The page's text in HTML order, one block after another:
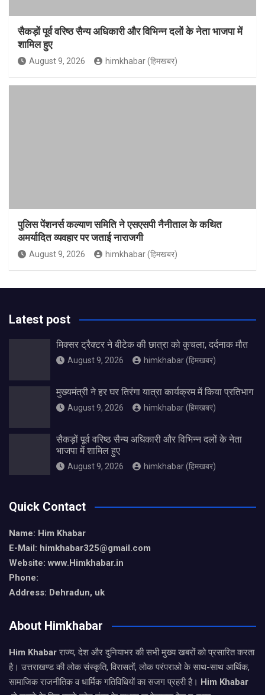
सैकड़ों पूर्व वरिष्ठ सैन्य अधिकारी और विभिन्न दलों के नेता भाजपा में
शामिल हुए
August 9, 2026 himkhabar (हिमखबर)
पुलिस पेंशनर्स कल्याण समिति ने एसएसपी नैनीताल के कथित
अमर्यादित व्यवहार पर जताई नाराजगी
August 9, 2026 himkhabar (हिमखबर)
Latest post
मिक्सर ट्रैक्टर ने बीटेक की छात्रा को कुचला, दर्दनाक मौत
August 9, 2026 himkhabar (हिमखबर)
मुख्यमंत्री ने हर घर तिरंगा यात्रा कार्यक्रम में किया प्रतिभाग
August 9, 2026 himkhabar (हिमखबर)
सैकड़ों पूर्व वरिष्ठ सैन्य अधिकारी और विभिन्न दलों के नेता
भाजपा में शामिल हुए
August 9, 2026 himkhabar (हिमखबर)
Quick Contact
Name: Him Khabar
E-Mail: himkhabar325@gmail.com
Website: www.Himkhabar.in
Phone:
Address: Dehradun, uk
About Himkhabar
Him Khabarराज्य, देश और दुनियाभर की सभी मुख्य खबरों को प्रसारित करता
है। उत्तराखण्ड की लोक संस्कृति, विरासतों, लोक परंपराओ के साथ-साथ आर्थिक,
सामाजिक राजनीतिक व धार्मिक गतिविधियों का सजग प्रहरी है। Him Khabar